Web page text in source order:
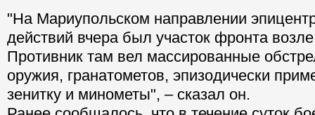
"На Мариупольском направлении
действий вчера был участок фронта
Противник там вел массированные
оружия, гранатометов, эпизодически
зенитку и минометы", – сказал он.